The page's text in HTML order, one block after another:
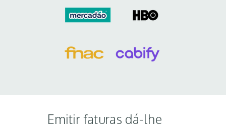
Emitir faturas dá-lhe